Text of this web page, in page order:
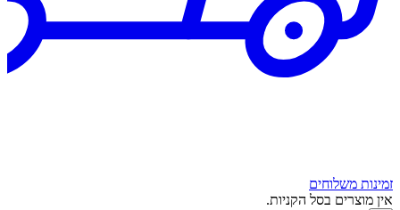
זמינות משלוחים
אין מוצרים בסל הקניות.